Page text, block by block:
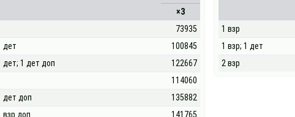
×3
73935
дет
100845
дет; 1 дет доп
122667
114060
дет доп
135882
взр доп
141765
1 взр
1 взр; 1 дет
2 взр